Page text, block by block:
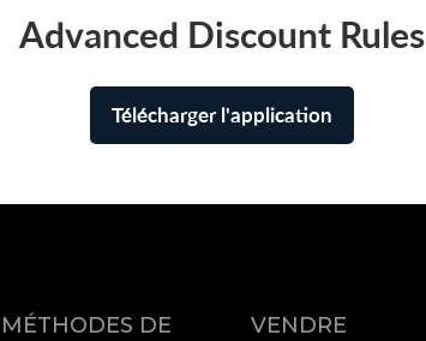
Advanced Discount Rules
Télécharger l'application
MÉTHODES DE
VENDRE